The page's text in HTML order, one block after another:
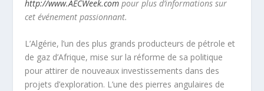
http://www.AECWeek.compour plus d’informations sur
cet événement passionnant.
L’Algérie, l’un des plus grands producteurs de pétrole et
de gaz d’Afrique, mise sur la réforme de sa politique
pour attirer de nouveaux investissements dans des
projets d’exploration. L’une des pierres angulaires de